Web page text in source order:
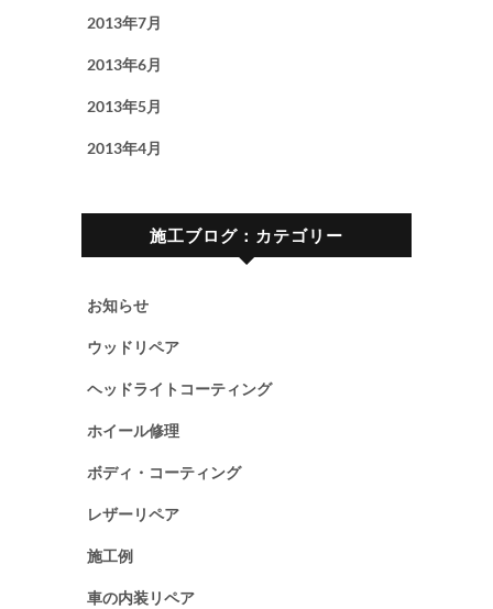
2013年7月
2013年6月
2013年5月
2013年4月
施工ブログ：カテゴリー
お知らせ
ウッドリペア
ヘッドライトコーティング
ホイール修理
ボディ・コーティング
レザーリペア
施工例
車の内装リペア